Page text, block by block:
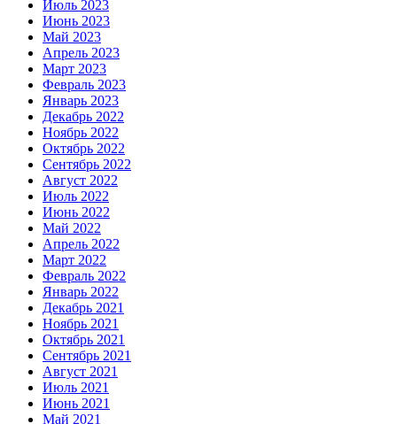
Июль 2023
Июнь 2023
Май 2023
Апрель 2023
Март 2023
Февраль 2023
Январь 2023
Декабрь 2022
Ноябрь 2022
Октябрь 2022
Сентябрь 2022
Август 2022
Июль 2022
Июнь 2022
Май 2022
Апрель 2022
Март 2022
Февраль 2022
Январь 2022
Декабрь 2021
Ноябрь 2021
Октябрь 2021
Сентябрь 2021
Август 2021
Июль 2021
Июнь 2021
Май 2021